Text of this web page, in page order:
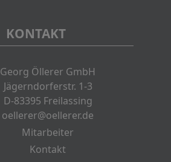
KONTAKT
Georg Öllerer GmbH
Jägerndorferstr. 1-3
D-83395 Freilassing
oellerer@oellerer.de
Mitarbeiter
Kontakt